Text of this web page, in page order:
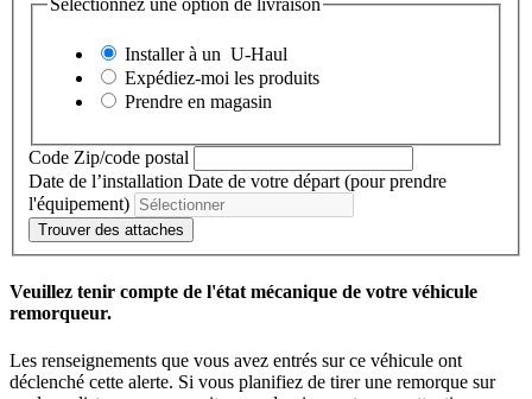
Sélectionnez une option de livraison
Installer à un U-Haul
Expédiez-moi les produits
Prendre en magasin
Code Zip/code postal
Date de l’installation Date de votre départ (pour prendre
l'équipement)
Trouver des attaches
Veuillez tenir compte de l'état mécanique de votre véhicule
remorqueur.
Les renseignements que vous avez entrés sur ce véhicule ont
déclenché cette alerte. Si vous planifiez de tirer une remorque sur